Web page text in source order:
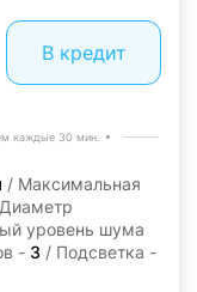
В кредит
каждые 30 мин.
/ Максимальная
уровень шума
- 3 / Подсветка -